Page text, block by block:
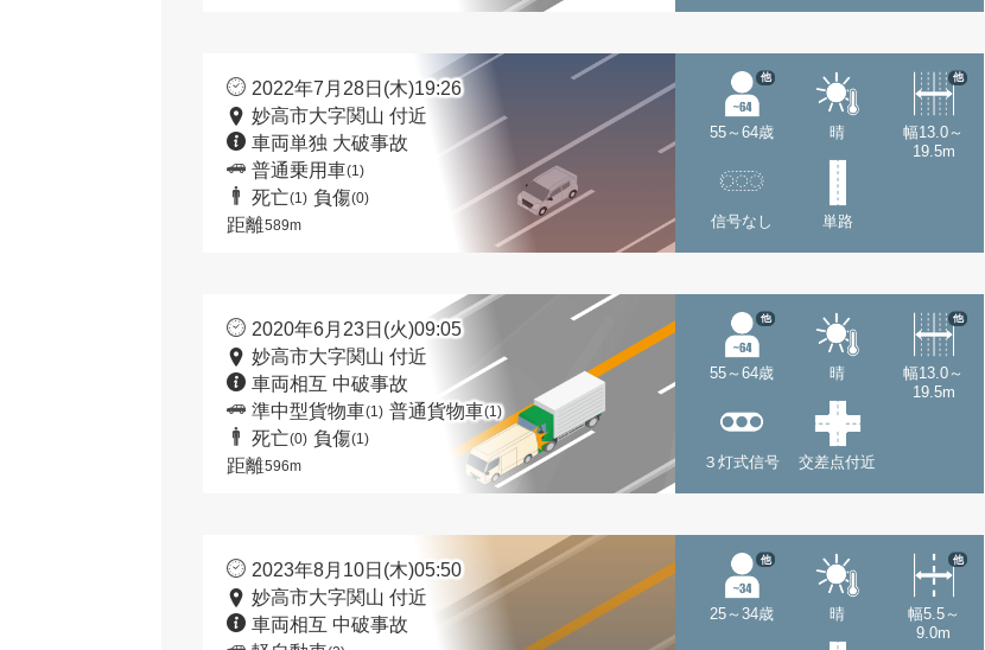
2022年7月28日(木)19:26
妙高市大字関山 付近
車両単独 大破事故
普通乗用車(1)
死亡(1) 負傷(0)
距離589m
55～64歳
他
晴
幅13.0～
19.5m
他
信号なし 単路
2020年6月23日(火)09:05
妙高市大字関山 付近
車両相互 中破事故
準中型貨物車(1) 普通貨物車(1)
死亡(0) 負傷(1)
距離596m
55～64歳
他
晴
幅13.0～
19.5m
他
３灯式信号 交差点付近
2023年8月10日(木)05:50
妙高市大字関山 付近
車両相互 中破事故
25～34歳
他
晴
幅5.5～
9.0m
他